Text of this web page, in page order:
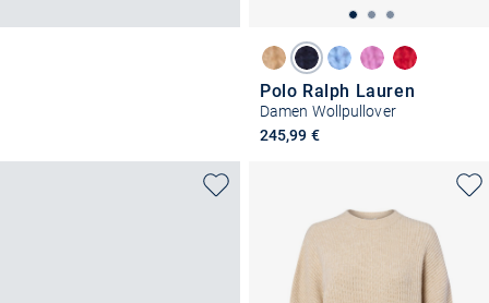
Polo Ralph Lauren
Damen Wollpullover
245,99 €